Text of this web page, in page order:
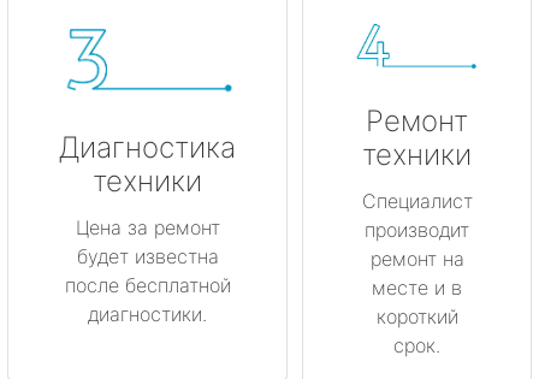
Диагностика
техники
Цена за ремонт
будет известна
после бесплатной
диагностики.
Ремонт
техники
Специалист
производит
ремонт на
месте и в
короткий
срок.